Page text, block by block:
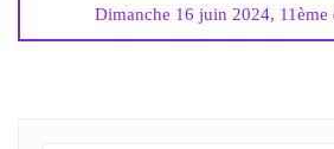
Dimanche 16 juin 2024, 11ème